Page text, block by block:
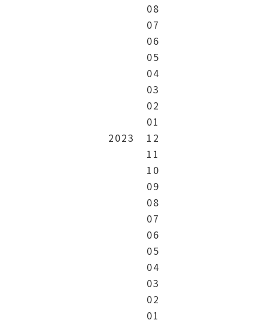
08
07
06
05
04
03
02
01
2023
12
11
10
09
08
07
06
05
04
03
02
01